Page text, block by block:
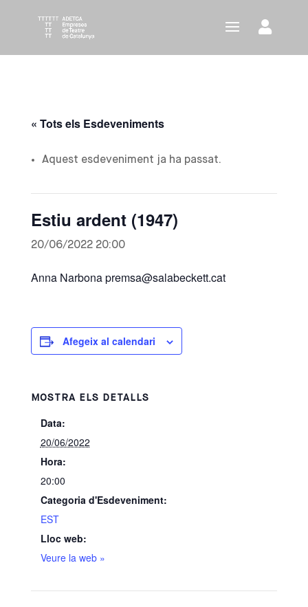
« Tots els Esdeveniments
Aquest esdeveniment ja ha passat.
Estiu ardent (1947)
20/06/2022 20:00
Anna Narbona premsa@salabeckett.cat
Afegeix al calendari
MOSTRA ELS DETALLS
Data:
20/06/2022
Hora:
20:00
Categoria d'Esdeveniment:
EST
Lloc web:
Veure la web »